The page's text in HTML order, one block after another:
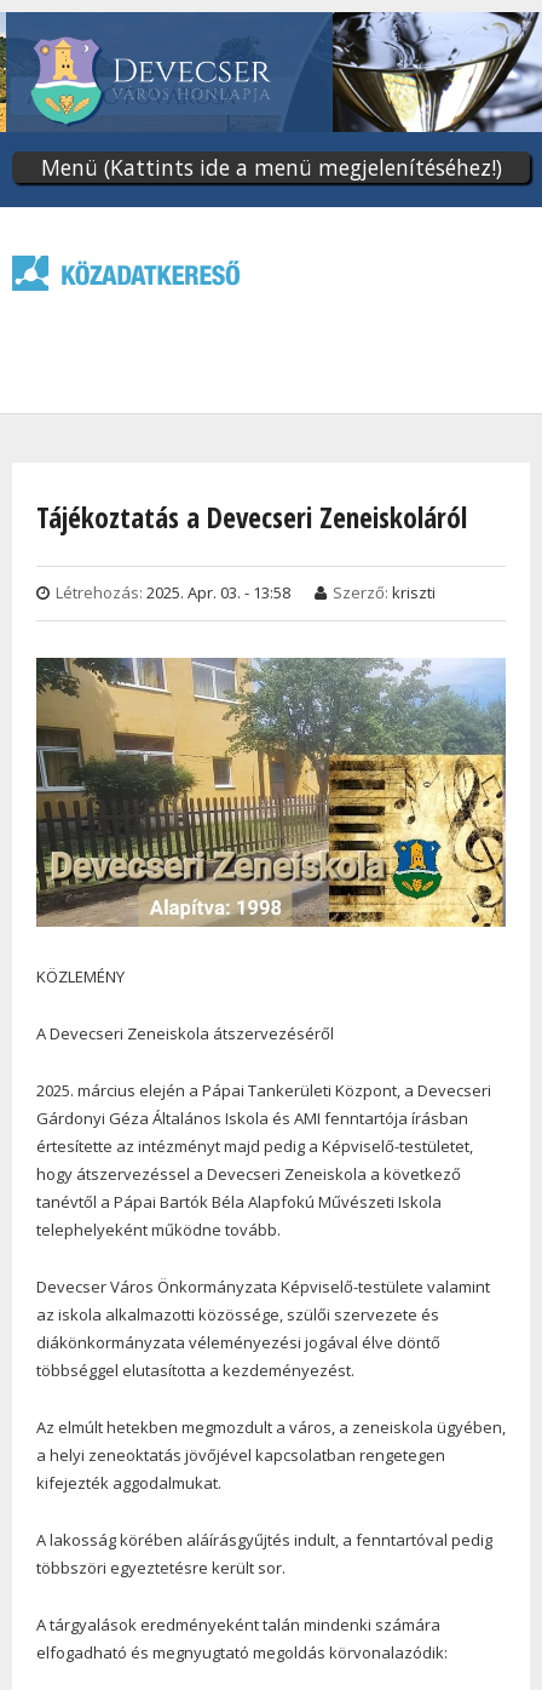
tartalomra
Menü (Kattints ide a menü megjelenítéséhez!)
Tájékoztatás a Devecseri Zeneiskoláról
Létrehozás: 2025. Apr. 03. - 13:58 Szerző: kriszti
KÖZLEMÉNY
A Devecseri Zeneiskola átszervezéséről
2025. március elején a Pápai Tankerületi Központ, a Devecseri
Gárdonyi Géza Általános Iskola és AMI fenntartója írásban
értesítette az intézményt majd pedig a Képviselő-testületet,
hogy átszervezéssel a Devecseri Zeneiskola a következő
tanévtől a Pápai Bartók Béla Alapfokú Művészeti Iskola
telephelyeként működne tovább.
Devecser Város Önkormányzata Képviselő-testülete valamint
az iskola alkalmazotti közössége, szülői szervezete és
diákönkormányzata véleményezési jogával élve döntő
többséggel elutasította a kezdeményezést.
Az elmúlt hetekben megmozdult a város, a zeneiskola ügyében,
a helyi zeneoktatás jövőjével kapcsolatban rengetegen
kifejezték aggodalmukat.
A lakosság körében aláírásgyűjtés indult, a fenntartóval pedig
többszöri egyeztetésre került sor.
A tárgyalások eredményeként talán mindenki számára
elfogadható és megnyugtató megoldás körvonalazódik: